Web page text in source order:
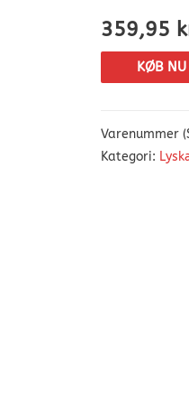
359,95
KØB NU
Varenummer
Kategori: